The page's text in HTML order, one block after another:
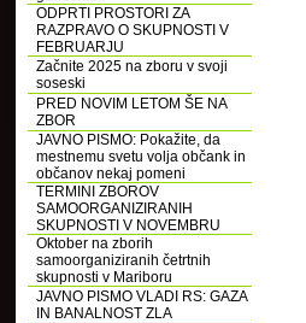
ODPRTI PROSTORI ZA
RAZPRAVO O SKUPNOSTI V
FEBRUARJU
Začnite 2025 na zboru v svoji
soseski
PRED NOVIM LETOM ŠE NA
ZBOR
JAVNO PISMO: Pokažite, da
mestnemu svetu volja občank in
občanov nekaj pomeni
TERMINI ZBOROV
SAMOORGANIZIRANIH
SKUPNOSTI V NOVEMBRU
Oktober na zborih
samoorganiziranih četrtnih
skupnosti v Mariboru
JAVNO PISMO VLADI RS: GAZA
IN BANALNOST ZLA